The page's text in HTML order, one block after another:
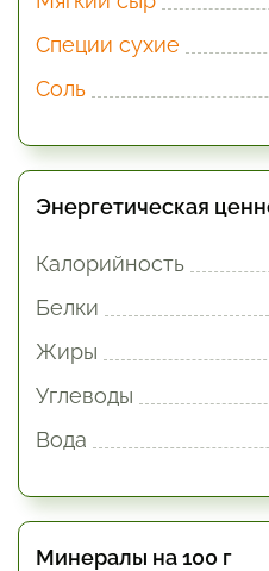
Специи сухие
Соль
Энергетическая
Калорийность
Белки
Жиры
Углеводы
Вода
Минералы на 100 г